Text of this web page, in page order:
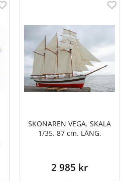
SKONAREN VEGA. SKALA
1/35. 87 cm. LÅNG.
2 985 kr